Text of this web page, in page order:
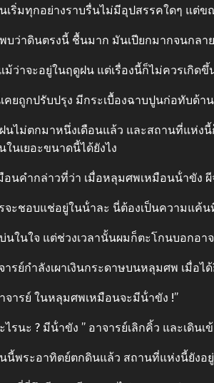
เริ่มทุกอย่างราบรื่นไม่มีอุปสรรคใดๆ แต่
บว่าดินตรงนี้ ชื้นมาก มันเปียกมากจนกลา
ม้ว่าจะอยู่ในฤดูฝน แต่เรื่องนี้ก็ไม่ควรเกิด
คยถูกปรับปรุง มีกระเบื้องฉาบปูนก่อทับด้า
นไม่ตกมาหนึ่งเดือนแล้ว และสถานที่แห่ง
ในเยอะขนาดนี้ได้ยังไง
อนคํากล่าวที่ว่า เมื่อหลุมศพเหมือนน้ําขัง
จะชอบแช่อยู่ในน้ําละ นี่ต้องเป็นความแค้น
นในใจ แต่ช่วงเวลานั้นผมก็ตะโกนบอกอา
ารย์กําลังเผาเงินกระดาษบนหลุมศพ เมื่อไ
จารย์ ในหลุมศพเหมือนจะมีน้ําขัง !”
ไรนะ ? มีน้ําขัง ” อาจารย์เลิกคิ้ว และเดินเ
นี้พระอาทิตย์ตกดินแล้ว สถานที่แห่งนี้ยังอ